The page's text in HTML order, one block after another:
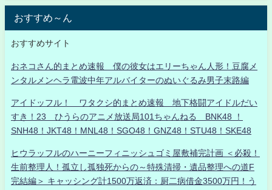
おすすめ～ん
おすすめサイト
おネコさん的まとめ速報 僕の彼女はエリーちゃん人形！豆腐メ
ンタルメンヘラ電波中年アルバイターのぬいぐるみ男子末路編
アイドッフル！ ワタクシ的まとめ速報 地下格闘アイドルだい
すき！23 ひうらのアニメ放送局101ちゃんねる BNK48 ！
SNH48！JKT48！MNL48！SGO48！GNZ48！STU48！SKE48
ヒウラッフルのハーニーフィニッシュゴミ屋敷補完計画 ＜必殺！
生前整理人！孤立し孤独死からの～特殊清掃・遺品整理への道F
完結編＞ キャッシング計1500万返済：厨二病借金3500万円！う